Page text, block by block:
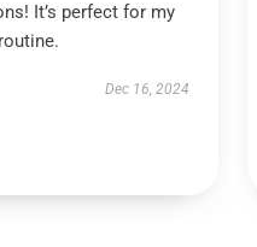
It’s perfect for my
Dec 16, 2024